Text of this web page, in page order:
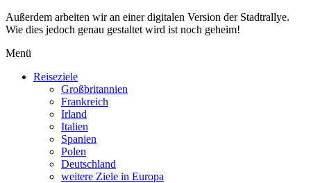
Außerdem arbeiten wir an einer digitalen Version der Stadtrallye.
Wie dies jedoch genau gestaltet wird ist noch geheim!
Menü
Reiseziele
Großbritannien
Frankreich
Irland
Italien
Spanien
Polen
Deutschland
weitere Ziele in Europa